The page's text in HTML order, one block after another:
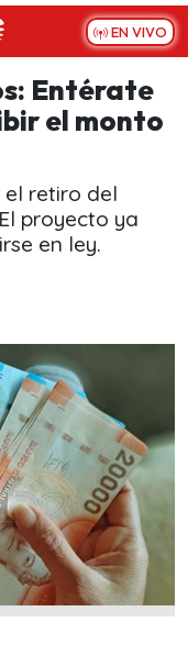
EN VIVO
Entérate
el monto
el retiro del
proyecto ya
en ley.